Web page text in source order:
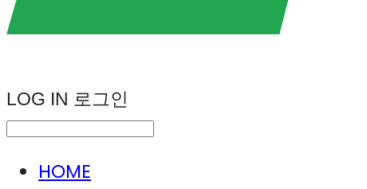
LOG IN 로그인
HOME